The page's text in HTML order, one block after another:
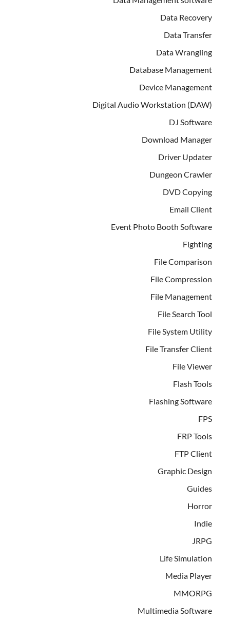
Data Recovery
Data Transfer
Data Wrangling
Database Management
Device Management
Digital Audio Workstation (DAW)
DJ Software
Download Manager
Driver Updater
Dungeon Crawler
DVD Copying
Email Client
Event Photo Booth Software
Fighting
File Comparison
File Compression
File Management
File Search Tool
File System Utility
File Transfer Client
File Viewer
Flash Tools
Flashing Software
FPS
FRP Tools
FTP Client
Graphic Design
Guides
Horror
Indie
JRPG
Life Simulation
Media Player
MMORPG
Multimedia Software